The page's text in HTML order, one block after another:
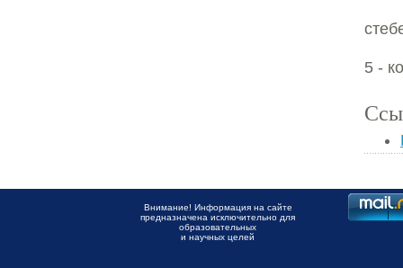
5 -
Внимание! Информация на сайте
предназначена исключительно для
образовательных
и научных целей